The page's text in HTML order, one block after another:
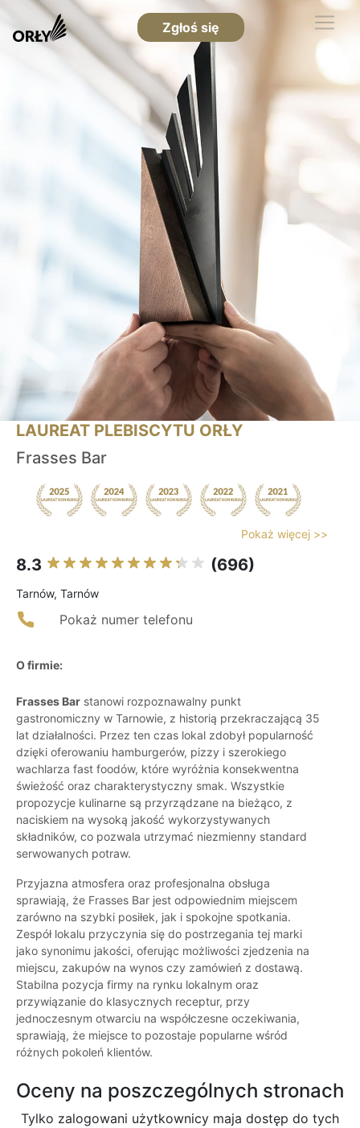
Zgłoś się
LAUREAT PLEBISCYTU ORŁY
Frasses Bar
Pokaż więcej >>
8.3 (696)
Tarnów, Tarnów
Pokaż numer telefonu
O firmie:
Frasses Bar stanowi rozpoznawalny punkt
gastronomiczny w Tarnowie, z historią przekraczającą 35
lat działalności. Przez ten czas lokal zdobył popularność
dzięki oferowaniu hamburgerów, pizzy i szerokiego
wachlarza fast foodów, które wyróżnia konsekwentna
świeżość oraz charakterystyczny smak. Wszystkie
propozycje kulinarne są przyrządzane na bieżąco, z
naciskiem na wysoką jakość wykorzystywanych
składników, co pozwala utrzymać niezmienny standard
serwowanych potraw.
Przyjazna atmosfera oraz profesjonalna obsługa
sprawiają, że Frasses Bar jest odpowiednim miejscem
zarówno na szybki posiłek, jak i spokojne spotkania.
Zespół lokalu przyczynia się do postrzegania tej marki
jako synonimu jakości, oferując możliwości zjedzenia na
miejscu, zakupów na wynos czy zamówień z dostawą.
Stabilna pozycja firmy na rynku lokalnym oraz
przywiązanie do klasycznych receptur, przy
jednoczesnym otwarciu na współczesne oczekiwania,
sprawiają, że miejsce to pozostaje popularne wśród
różnych pokoleń klientów.
Oceny na poszczególnych stronach
Tylko zalogowani użytkownicy maja dostęp do tych